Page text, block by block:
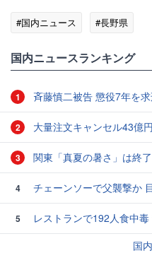
#国内ニュース #長野県
国内ニュースランキング
1 斉藤慎二被告 懲役7年を
2 大量注文キャンセル43億
3 関東「真夏の暑さ」は終
4 チェーンソーで父襲撃か
5
レストランで192人食中毒
国